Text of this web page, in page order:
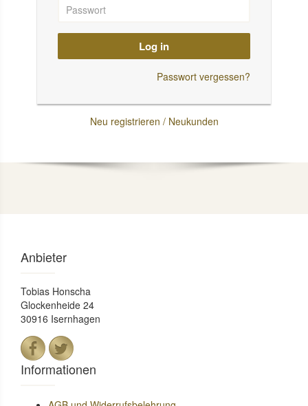
Log in
Passwort vergessen?
Neu registrieren / Neukunden
Anbieter
Tobias Honscha
Glockenheide 24
30916 Isernhagen
Informationen